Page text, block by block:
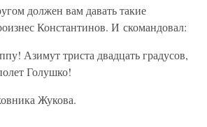
должен вам давать такие
Константинов. И скомандовал:
Азимут триста двадцать градусов,
Голушко!
Жукова.